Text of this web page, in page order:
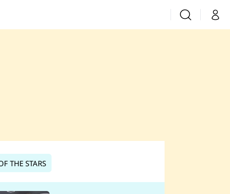
VyhledáváníMůj
Prima Lajk
THE STARS